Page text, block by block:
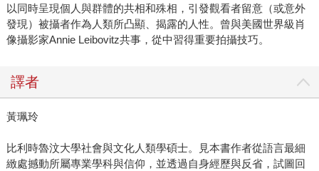
以同時呈現個人與群體的共相和殊相，引發觀看者留意（或意外
發現）被攝者作為人類所凸顯、揭露的人性。曾與美國世界級肖
像攝影家Annie Leibovitz共事，從中習得重要拍攝技巧。
譯者
黃珮玲
比利時魯汶大學社會與文化人類學碩士。見本書作者從語言最細
緻處撼動所屬專業學科與信仰，並透過自身經歷與反省，試圖回